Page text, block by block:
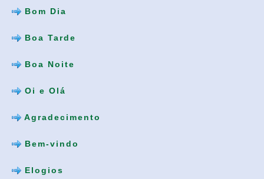
Bom Dia
Boa Tarde
Boa Noite
Oi e Olá
Agradecimento
Bem-vindo
Elogios